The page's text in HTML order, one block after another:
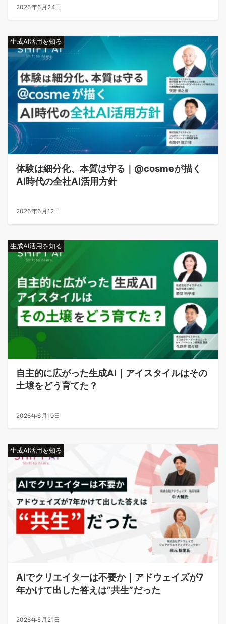
2026年6月24日
生成AI活用を知る
体験は細分化、本質は守る｜@cosmeが描く
AI時代の全社AI活用方針
2026年6月12日
生成AI活用を知る
自主的に広がった生成AI｜アイスタイルはその
土壌をどう育てた？
2026年6月10日
生成AI活用を知る
AIでクリエイターは不要か｜アドウェイズが7
年かけて出した答えは”共生”だった
2026年5月21日